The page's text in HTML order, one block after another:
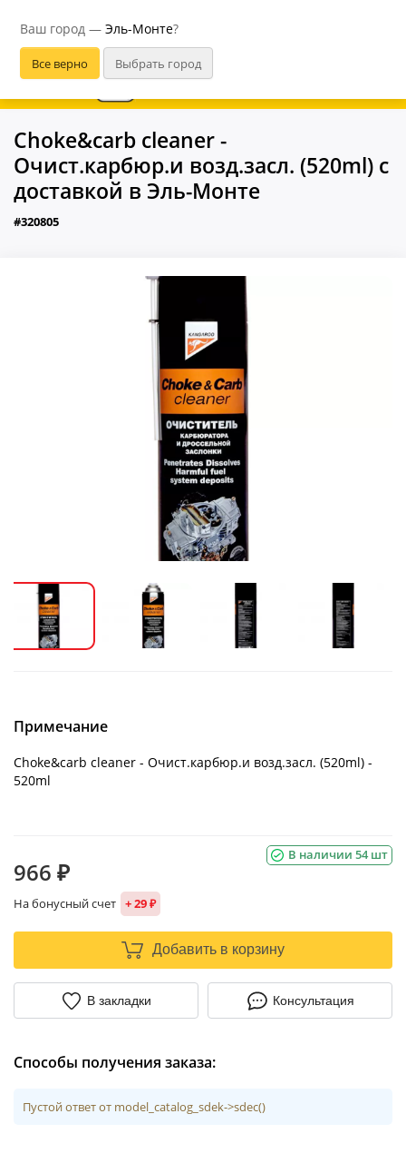
Ваш город — Эль-Монте?
В приложении удобнее
Choke&carb cleaner -
Очист.карбюр.и возд.засл. (520ml) с
доставкой в Эль-Монте
#320805
Примечание
Choke&carb cleaner - Очист.карбюр.и возд.засл. (520ml) -
520ml
В наличии 54 шт
966 ₽
На бонусный счет + 29 ₽
Добавить в корзину
В закладки Консультация
Способы получения заказа:
Пустой ответ от model_catalog_sdek->sdec()